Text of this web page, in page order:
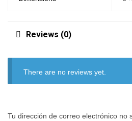
Reviews (0)
There are no reviews yet.
Tu dirección de correo electrónico no